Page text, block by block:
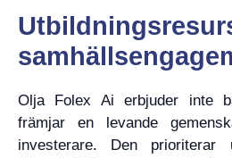
Olja Folex Ai erbjuder inte
främjar en levande
investerare. Den prioriterar